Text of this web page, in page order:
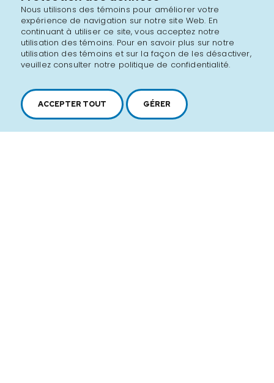
Nous utilisons des témoins pour améliorer votre
expérience de navigation sur notre site Web. En
continuant à utiliser ce site, vous acceptez notre
utilisation des témoins. Pour en savoir plus sur notre
utilisation des témoins et sur la façon de les désactiver,
veuillez consulter notre politique de confidentialité.
ACCEPTER TOUT GÉRER